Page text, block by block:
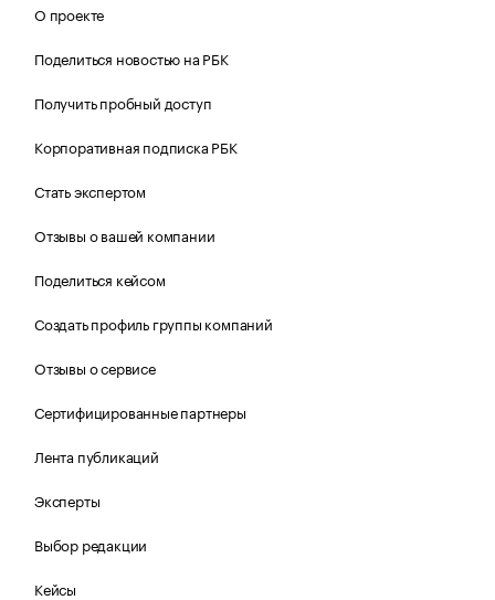
О проекте
Поделиться новостью на РБК
Получить пробный доступ
Корпоративная подписка РБК
Стать экспертом
Отзывы о вашей компании
Поделиться кейсом
Создать профиль группы компаний
Отзывы о сервисе
Сертифицированные партнеры
Лента публикаций
Эксперты
Выбор редакции
Кейсы